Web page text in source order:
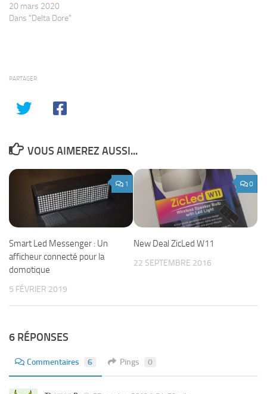
20 mars 2020
Dans "Delta Dore"
PARTAGER
VOUS AIMEREZ AUSSI...
1
Smart Led Messenger : Un
afficheur connecté pour la
domotique
5 FÉVRIER 2019
0
New Deal ZicLed W11
22 SEPTEMBRE 2016
6 RÉPONSES
Commentaires 6 Pings 0